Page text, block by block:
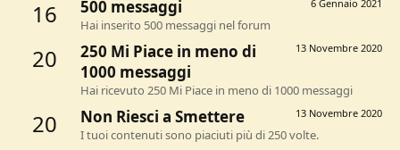
16 6 Gennaio 2021
500 messaggi
Hai inserito 500 messaggi nel forum
20 13 Novembre 2020
250 Mi Piace in meno di
1000 messaggi
Hai ricevuto 250 Mi Piace in meno di 1000 messaggi
20 13 Novembre 2020
Non Riesci a Smettere
I tuoi contenuti sono piaciuti più di 250 volte.